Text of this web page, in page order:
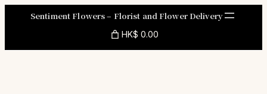
Sentiment Flowers – Florist and Flower Delivery
HK$ 0.00